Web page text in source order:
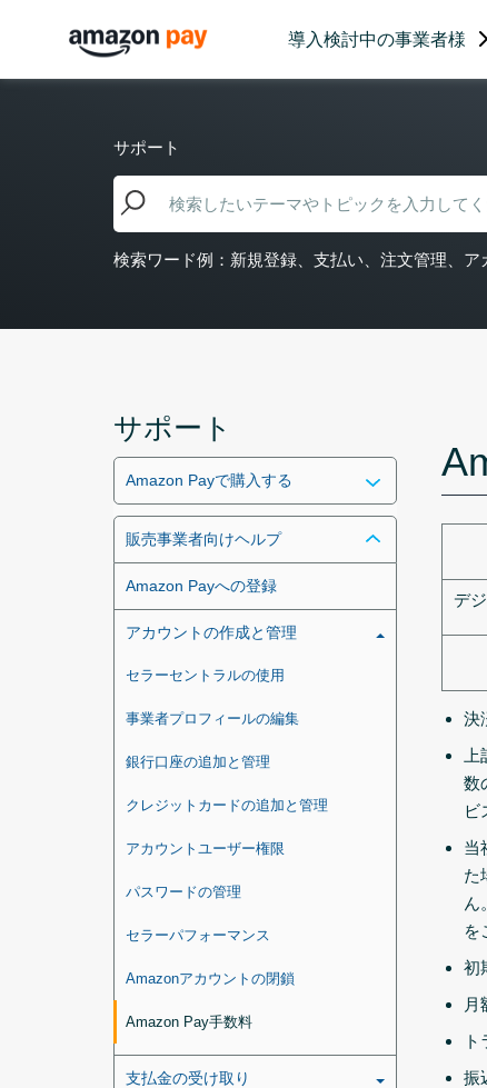
導入検討中の事業者様
サポート
検索ワード例：新規登録、支払い、注文管理、ア
サポート
Amazon Payで購入する
販売事業者向けヘルプ
Amazon Payへの登録
アカウントの作成と管理
セラーセントラルの使用
事業者プロフィールの編集
銀行口座の追加と管理
クレジットカードの追加と管理
アカウントユーザー権限
パスワードの管理
セラーパフォーマンス
Amazonアカウントの閉鎖
Amazon Pay手数料
支払金の受け取り
デ
決
数
ビ
当
た
ん
を
初
月
振